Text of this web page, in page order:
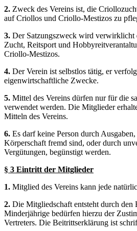
2. Zweck des Vereins ist, die
auf Criollos und Criollo-Mestizos zu
3. Der Satzungszweck wird verwirklicht
Zucht, Reitsport und
Criollo-Mestizos.
4. Der Verein ist selbstlos tätig, er
eigenwirtschaftliche Zwecke.
5. Mittel des Vereins dürfen nur für die
verwendet werden. Die Mitglieder
Mitteln des Vereins.
6. Es darf keine Person durch
Körperschaft fremd sind, oder durch
Vergütungen, begünstigt werden.
§ 3 Eintritt der Mitglieder
1. Mitglied des Vereins kann jede
2. Die Mitgliedschaft entsteht durch den
Minderjährige bedürfen hierzu der
Vertreters. Die Beitrittserklärung ist